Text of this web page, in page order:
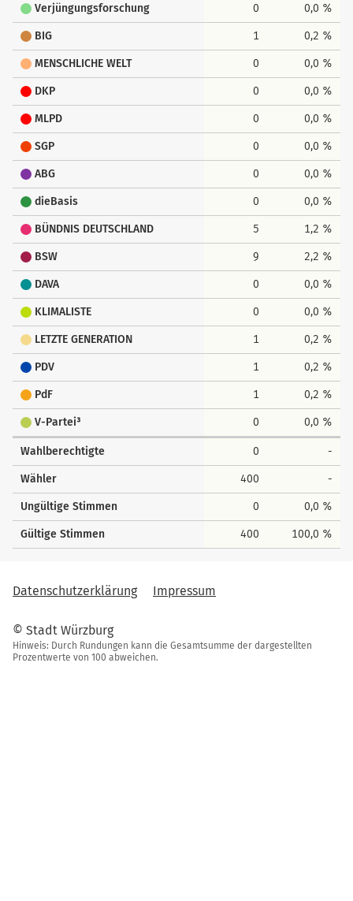
Verjüngungsforschung 0 0,0 %
BIG 1 0,2 %
MENSCHLICHE WELT 0 0,0 %
DKP 0 0,0 %
MLPD 0 0,0 %
SGP 0 0,0 %
ABG 0 0,0 %
dieBasis 0 0,0 %
BÜNDNIS DEUTSCHLAND 5 1,2 %
BSW 9 2,2 %
DAVA 0 0,0 %
KLIMALISTE 0 0,0 %
LETZTE GENERATION 1 0,2 %
PDV 1 0,2 %
PdF 1 0,2 %
V-Partei³ 0 0,0 %
Wahlberechtigte 0 -
Wähler 400 -
Ungültige Stimmen 0 0,0 %
Gültige Stimmen 400 100,0 %
Datenschutzerklärung Impressum
© Stadt Würzburg
Hinweis: Durch Rundungen kann die Gesamtsumme der dargestellten
Prozentwerte von 100 abweichen.